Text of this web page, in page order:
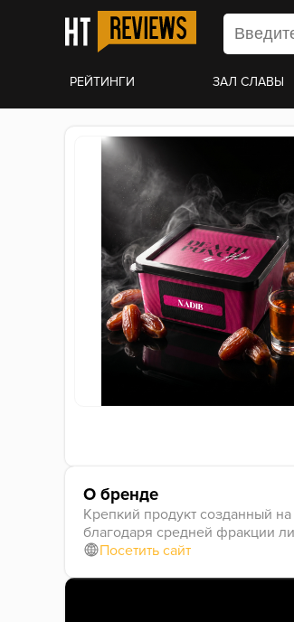
РЕЙТИНГИ ЗАЛ СЛАВЫ
О бренде
Крепкий продукт созданный
благодаря средней фракции
Посетить сайт